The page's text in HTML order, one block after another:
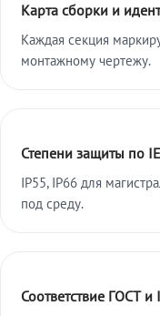
Карта сборки и
Каждая секция
монтажному чертежу.
Степени защиты по
IP55, IP66 для
под среду.
Соответствие ГОСТ и